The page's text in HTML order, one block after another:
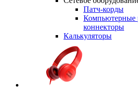
Патч-корды
Компьютерные
коннекторы
Калькуляторы